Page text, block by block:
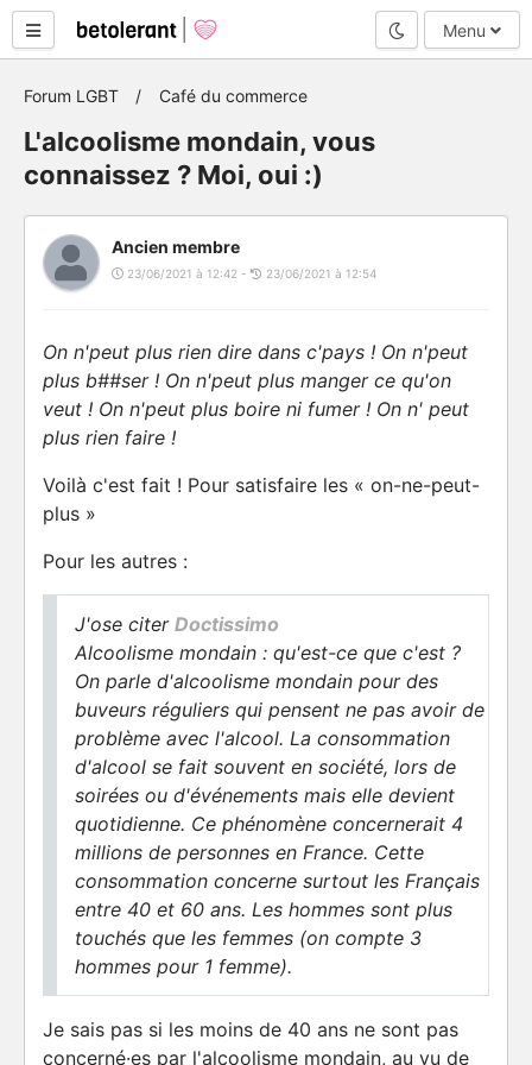
Mode nuit
Menu
Forum LGBT Café du commerce
L'alcoolisme mondain, vous
connaissez ? Moi, oui :)
Ancien membre
23/06/2021 à 12:42 - 23/06/2021 à 12:54
On n'peut plus rien dire dans c'pays ! On n'peut
plus b##ser ! On n'peut plus manger ce qu'on
veut ! On n'peut plus boire ni fumer ! On n' peut
plus rien faire !
Voilà c'est fait ! Pour satisfaire les « on-ne-peut-
plus »
Pour les autres :
J'ose citer Doctissimo
Alcoolisme mondain : qu'est-ce que c'est ?
On parle d'alcoolisme mondain pour des
buveurs réguliers qui pensent ne pas avoir de
problème avec l'alcool. La consommation
d'alcool se fait souvent en société, lors de
soirées ou d'événements mais elle devient
quotidienne. Ce phénomène concernerait 4
millions de personnes en France. Cette
consommation concerne surtout les Français
entre 40 et 60 ans. Les hommes sont plus
touchés que les femmes (on compte 3
hommes pour 1 femme).
Je sais pas si les moins de 40 ans ne sont pas
concerné·es par l'alcoolisme mondain, au vu de